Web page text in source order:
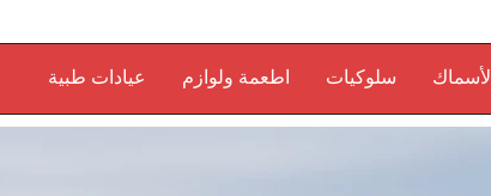
الأسماك سلوكيات اطعمة ولوازم عيادات طبية